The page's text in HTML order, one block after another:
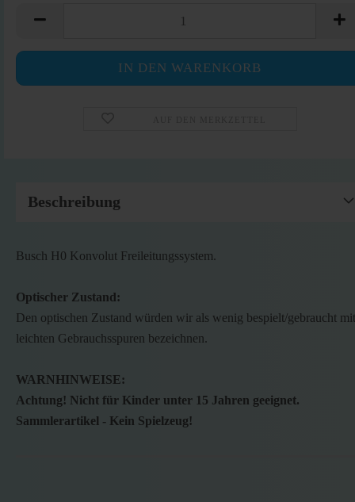
Beschreibung
Busch H0 Konvolut Freileitungssystem.
Optischer Zustand:
Den optischen Zustand würden wir als wenig bespielt/gebraucht mit
leichten Gebrauchsspuren bezeichnen.
WARNHINWEISE:
Achtung! Nicht für Kinder unter 15 Jahren geeignet.
Sammlerartikel - Kein Spielzeug!